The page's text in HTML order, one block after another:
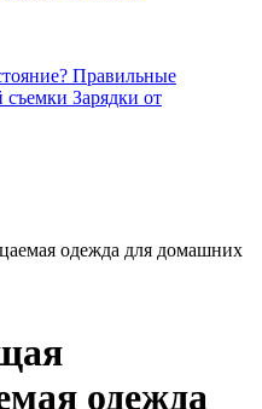
Правильные
съемки Зарядки от
одежда для домашних
одежда